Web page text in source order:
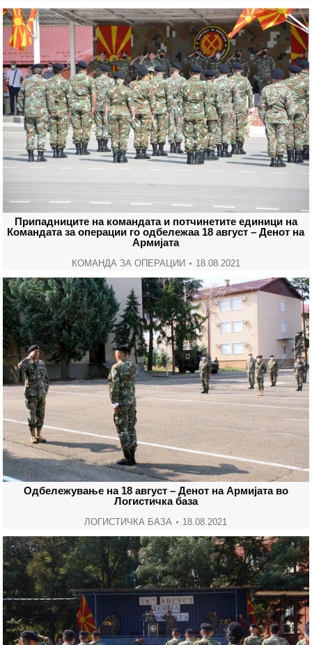
Припадниците на командата и потчинетите единици на
Командата за операции го одбележаа 18 август – Денот на
Армијата
КОМАНДА ЗА ОПЕРАЦИИ 18.08.2021
Одбележување на 18 август – Денот на Армијата во
Логистичка база
ЛОГИСТИЧКА БАЗА 18.08.2021